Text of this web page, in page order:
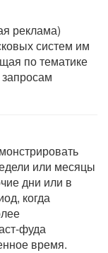
реклама)
систем им
по тематике
или месяцы
дни или в
когда
фуда
время.